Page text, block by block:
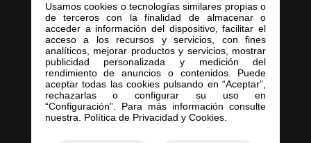
Usamos cookies o tecnologías similares propias o
de terceros con la finalidad de almacenar o
acceder a información del dispositivo, facilitar el
acceso a los recursos y servicios, con fines
analíticos, mejorar productos y servicios, mostrar
publicidad personalizada y medición del
rendimiento de anuncios o contenidos. Puede
aceptar todas las cookies pulsando en “Aceptar”,
rechazarlas o configurar su uso en
“Configuración”. Para más información consulte
nuestra. Política de Privacidad y Cookies.
Inicio
Empresa
Servicios
Contacto